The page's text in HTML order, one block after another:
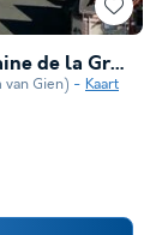
VVF Nature Parc Sologne Berry-Domaine de la Grande Garenne
van Gien) Kaart